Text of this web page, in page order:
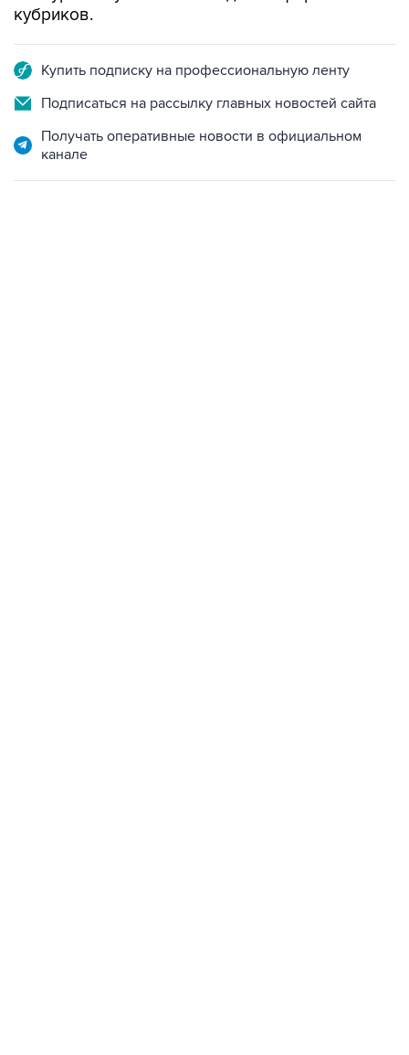
кубриков.
Купить подписку на профессиональную ленту
Подписаться на рассылку главных новостей сайта
Получать оперативные новости в официальном
канале